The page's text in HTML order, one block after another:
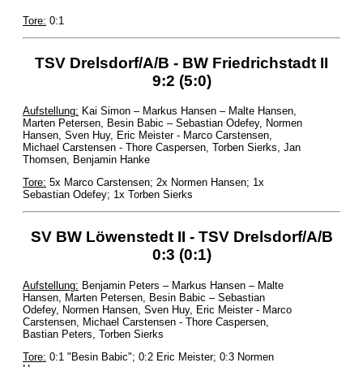
Tore: 0:1
TSV Drelsdorf/A/B - BW Friedrichstadt II
9:2 (5:0)
Aufstellung: Kai Simon – Markus Hansen – Malte Hansen,
Marten Petersen, Besin Babic – Sebastian Odefey, Normen
Hansen, Sven Huy, Eric Meister - Marco Carstensen,
Michael Carstensen - Thore Caspersen, Torben Sierks, Jan
Thomsen, Benjamin Hanke
Tore: 5x Marco Carstensen; 2x Normen Hansen; 1x
Sebastian Odefey; 1x Torben Sierks
SV BW Löwenstedt II - TSV Drelsdorf/A/B
0:3 (0:1)
Aufstellung: Benjamin Peters – Markus Hansen – Malte
Hansen, Marten Petersen, Besin Babic – Sebastian
Odefey, Normen Hansen, Sven Huy, Eric Meister - Marco
Carstensen, Michael Carstensen - Thore Caspersen,
Bastian Peters, Torben Sierks
Tore: 0:1 "Besin Babic"; 0:2 Eric Meister; 0:3 Normen